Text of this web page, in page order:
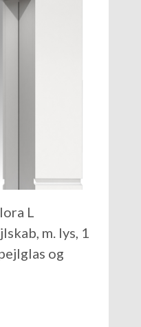
L
m. lys, 1
og